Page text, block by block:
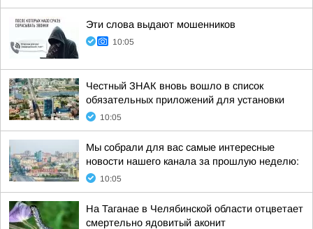
Эти слова выдают мошенников
10:05
Честный ЗНАК вновь вошло в список
обязательных приложений для установки
10:05
Мы собрали для вас самые интересные
новости нашего канала за прошлую неделю:
10:05
На Таганае в Челябинской области отцветает
смертельно ядовитый аконит